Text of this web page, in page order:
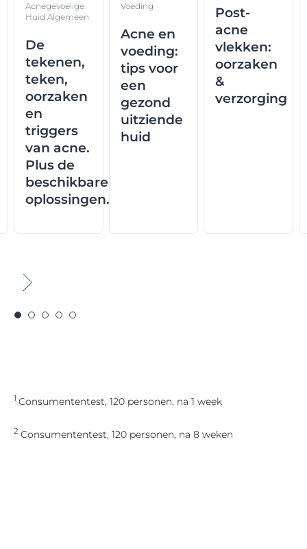
Acnegevoelige
Huid Algemeen
De
tekenen,
teken,
oorzaken
en
triggers
van acne.
Plus de
beschikbare
oplossingen.
Voeding
Acne en
voeding:
tips voor
een
gezond
uitziende
huid
Post-
acne
vlekken:
oorzaken
&
verzorging
1 Consumententest, 120 personen, na 1 week
2 Consumententest, 120 personen, na 8 weken